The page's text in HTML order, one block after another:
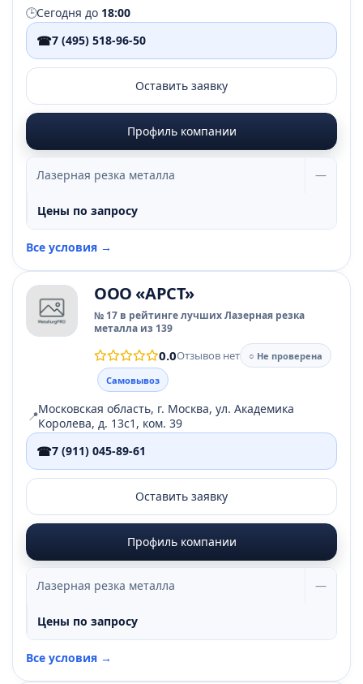
🕒Сегодня до 18:00
☎7 (495) 518-96-50
Оставить заявку
Профиль компании
Лазерная резка металла —
Цены по запросу
Все условия →
ООО «АРСТ»
№ 17 в рейтинге лучших Лазерная резка
металла из 139
0.0Отзывов нет
○ Не проверена
Самовывоз
📍Московская область, г. Москва, ул. Академика
Королева, д. 13с1, ком. 39
☎7 (911) 045-89-61
Оставить заявку
Профиль компании
Лазерная резка металла —
Цены по запросу
Все условия →